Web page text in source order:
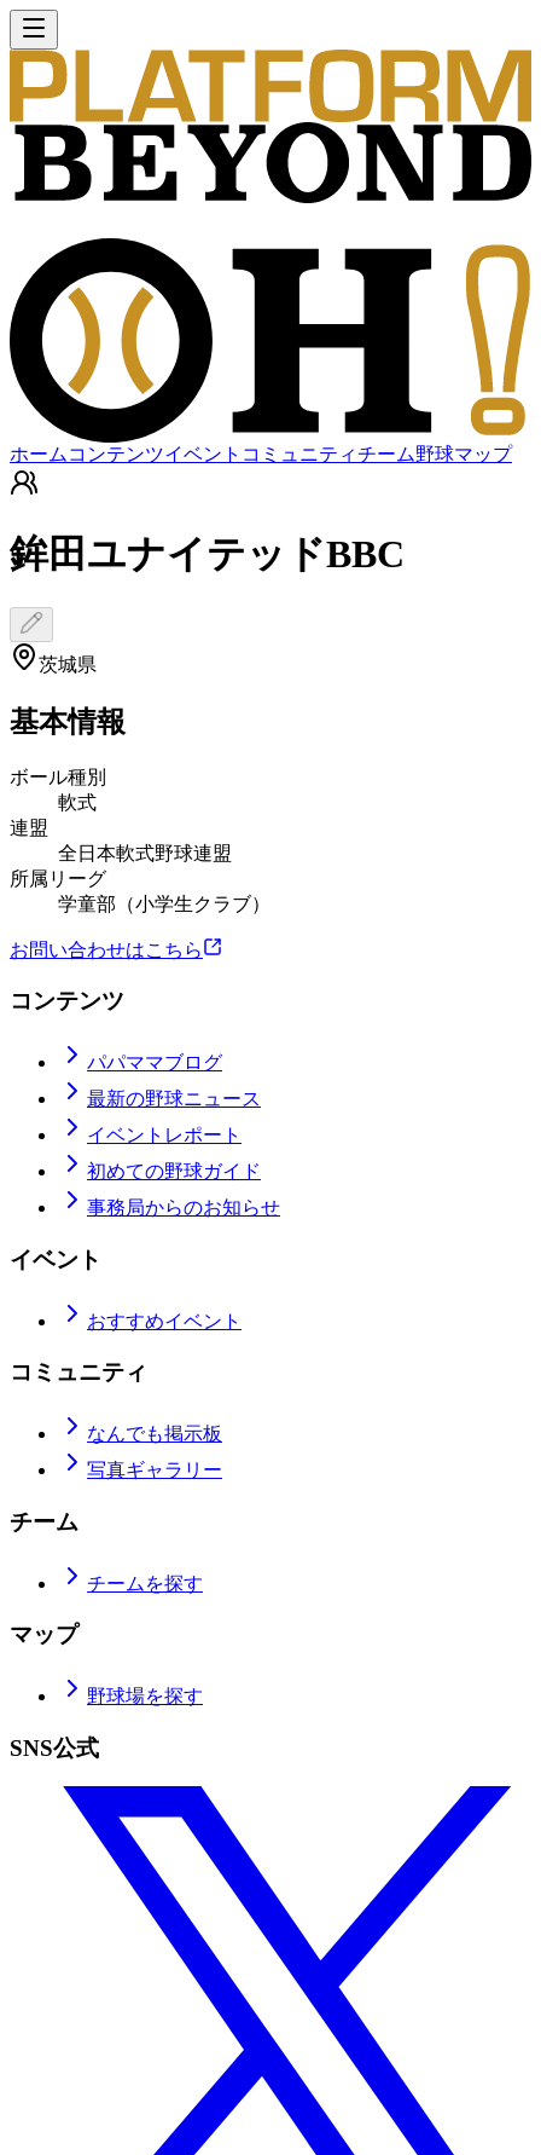
ホーム コンテンツイベント コミュニティチーム野球マップ
鉾田ユナイテッドBBC
茨城県
基本情報
ボール種別
軟式
連盟
全日本軟式野球連盟
所属リーグ
学童部（小学生クラブ）
お問い合わせはこちら
コンテンツ
パパママブログ
最新の野球ニュース
イベントレポート
初めての野球ガイド
事務局からのお知らせ
イベント
おすすめイベント
コミュニティ
なんでも掲示板
写真ギャラリー
チーム
チームを探す
マップ
野球場を探す
SNS公式